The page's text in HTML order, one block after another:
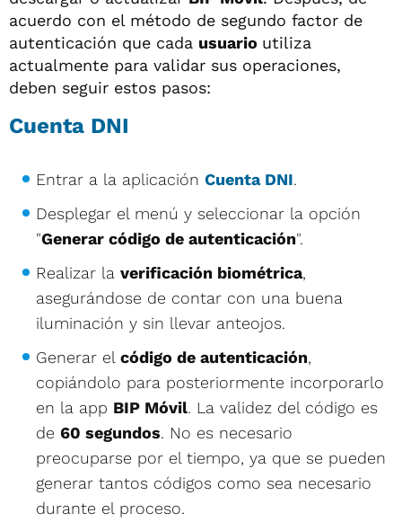
acuerdo con el método de segundo factor de
autenticación que cada usuario utiliza
actualmente para validar sus operaciones,
deben seguir estos pasos:
Cuenta DNI
Entrar a la aplicación Cuenta DNI.
Desplegar el menú y seleccionar la opción
"Generar código de autenticación".
Realizar la verificación biométrica,
asegurándose de contar con una buena
iluminación y sin llevar anteojos.
Generar el código de autenticación,
copiándolo para posteriormente incorporarlo
en la app BIP Móvil. La validez del código es
de 60 segundos. No es necesario
preocuparse por el tiempo, ya que se pueden
generar tantos códigos como sea necesario
durante el proceso.